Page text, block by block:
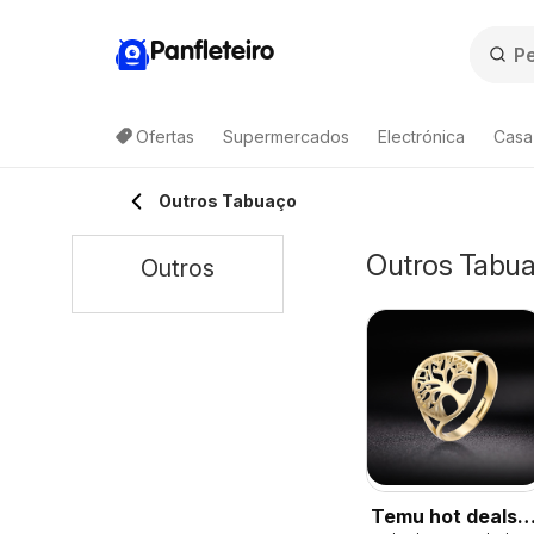
Panfleteiro
Ofertas Supermercados Electrónica
Outros Tabuaço
Outros
Temu hot deals –
Outros